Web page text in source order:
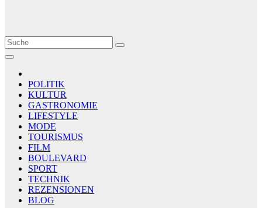
Le Matin
AGENCE DE PRESSE
POLITIK
KULTUR
GASTRONOMIE
LIFESTYLE
MODE
TOURISMUS
FILM
BOULEVARD
SPORT
TECHNIK
REZENSIONEN
BLOG